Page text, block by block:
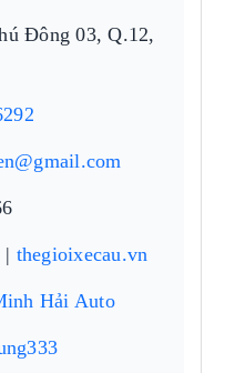
Đông 03, Q.12,
| thegioixecau.vn
Hải Auto